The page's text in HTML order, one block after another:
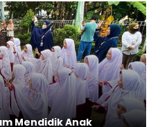
Mendidik Anak